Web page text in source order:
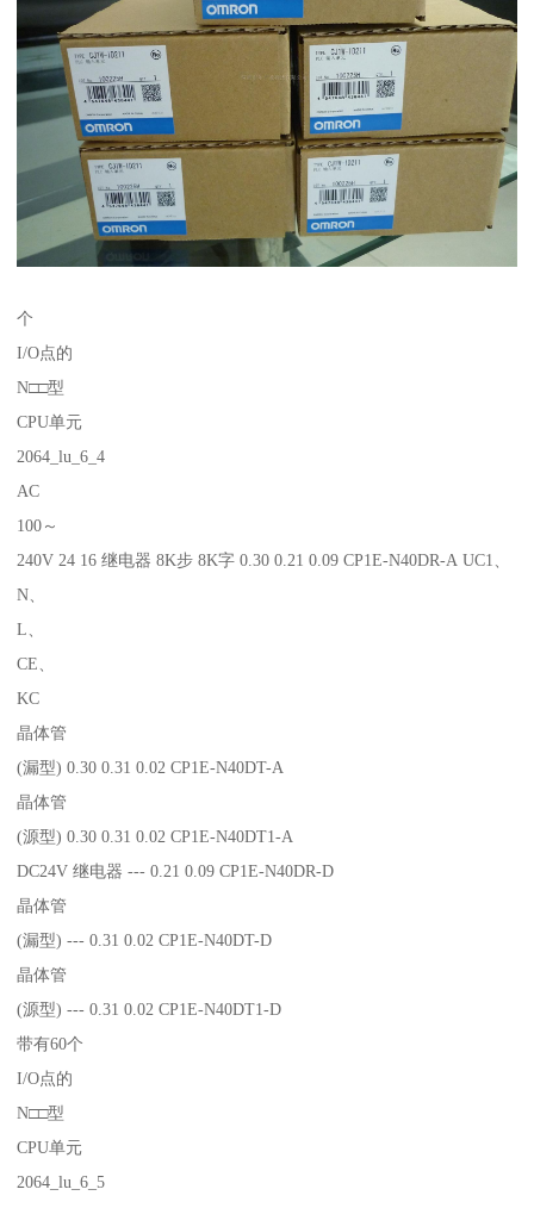
个
I/O点的
N□□型
CPU单元
2064_lu_6_4
AC
100～
240V 24 16 继电器 8K步 8K字 0.30 0.21 0.09 CP1E-N40DR-A UC1、
N、
L、
CE、
KC
晶体管
(漏型) 0.30 0.31 0.02 CP1E-N40DT-A
晶体管
(源型) 0.30 0.31 0.02 CP1E-N40DT1-A
DC24V 继电器 --- 0.21 0.09 CP1E-N40DR-D
晶体管
(漏型) --- 0.31 0.02 CP1E-N40DT-D
晶体管
(源型) --- 0.31 0.02 CP1E-N40DT1-D
带有60个
I/O点的
N□□型
CPU单元
2064_lu_6_5